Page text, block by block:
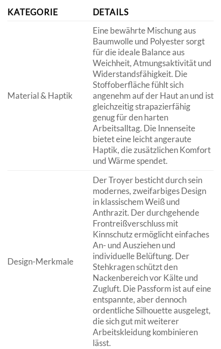
KATEGORIE DETAILS
Material & Haptik
Eine bewährte Mischung aus
Baumwolle und Polyester sorgt
für die ideale Balance aus
Weichheit, Atmungsaktivität und
Widerstandsfähigkeit. Die
Stoffoberfläche fühlt sich
angenehm auf der Haut an und ist
gleichzeitig strapazierfähig
genug für den harten
Arbeitsalltag. Die Innenseite
bietet eine leicht angeraute
Haptik, die zusätzlichen Komfort
und Wärme spendet.
Design-Merkmale
Der Troyer besticht durch sein
modernes, zweifarbiges Design
in klassischem Weiß und
Anthrazit. Der durchgehende
Frontreißverschluss mit
Kinnschutz ermöglicht einfaches
An- und Ausziehen und
individuelle Belüftung. Der
Stehkragen schützt den
Nackenbereich vor Kälte und
Zugluft. Die Passform ist auf eine
entspannte, aber dennoch
ordentliche Silhouette ausgelegt,
die sich gut mit weiterer
Arbeitskleidung kombinieren
lässt.